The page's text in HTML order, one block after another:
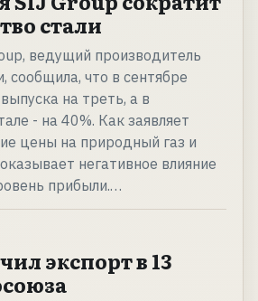
стали
ведущий производитель
сообщила, что в сентябре
на треть, а в
- на 40%. Как заявляет
цены на природный газ и
негативное влияние
прибыли.…
экспорт в 13